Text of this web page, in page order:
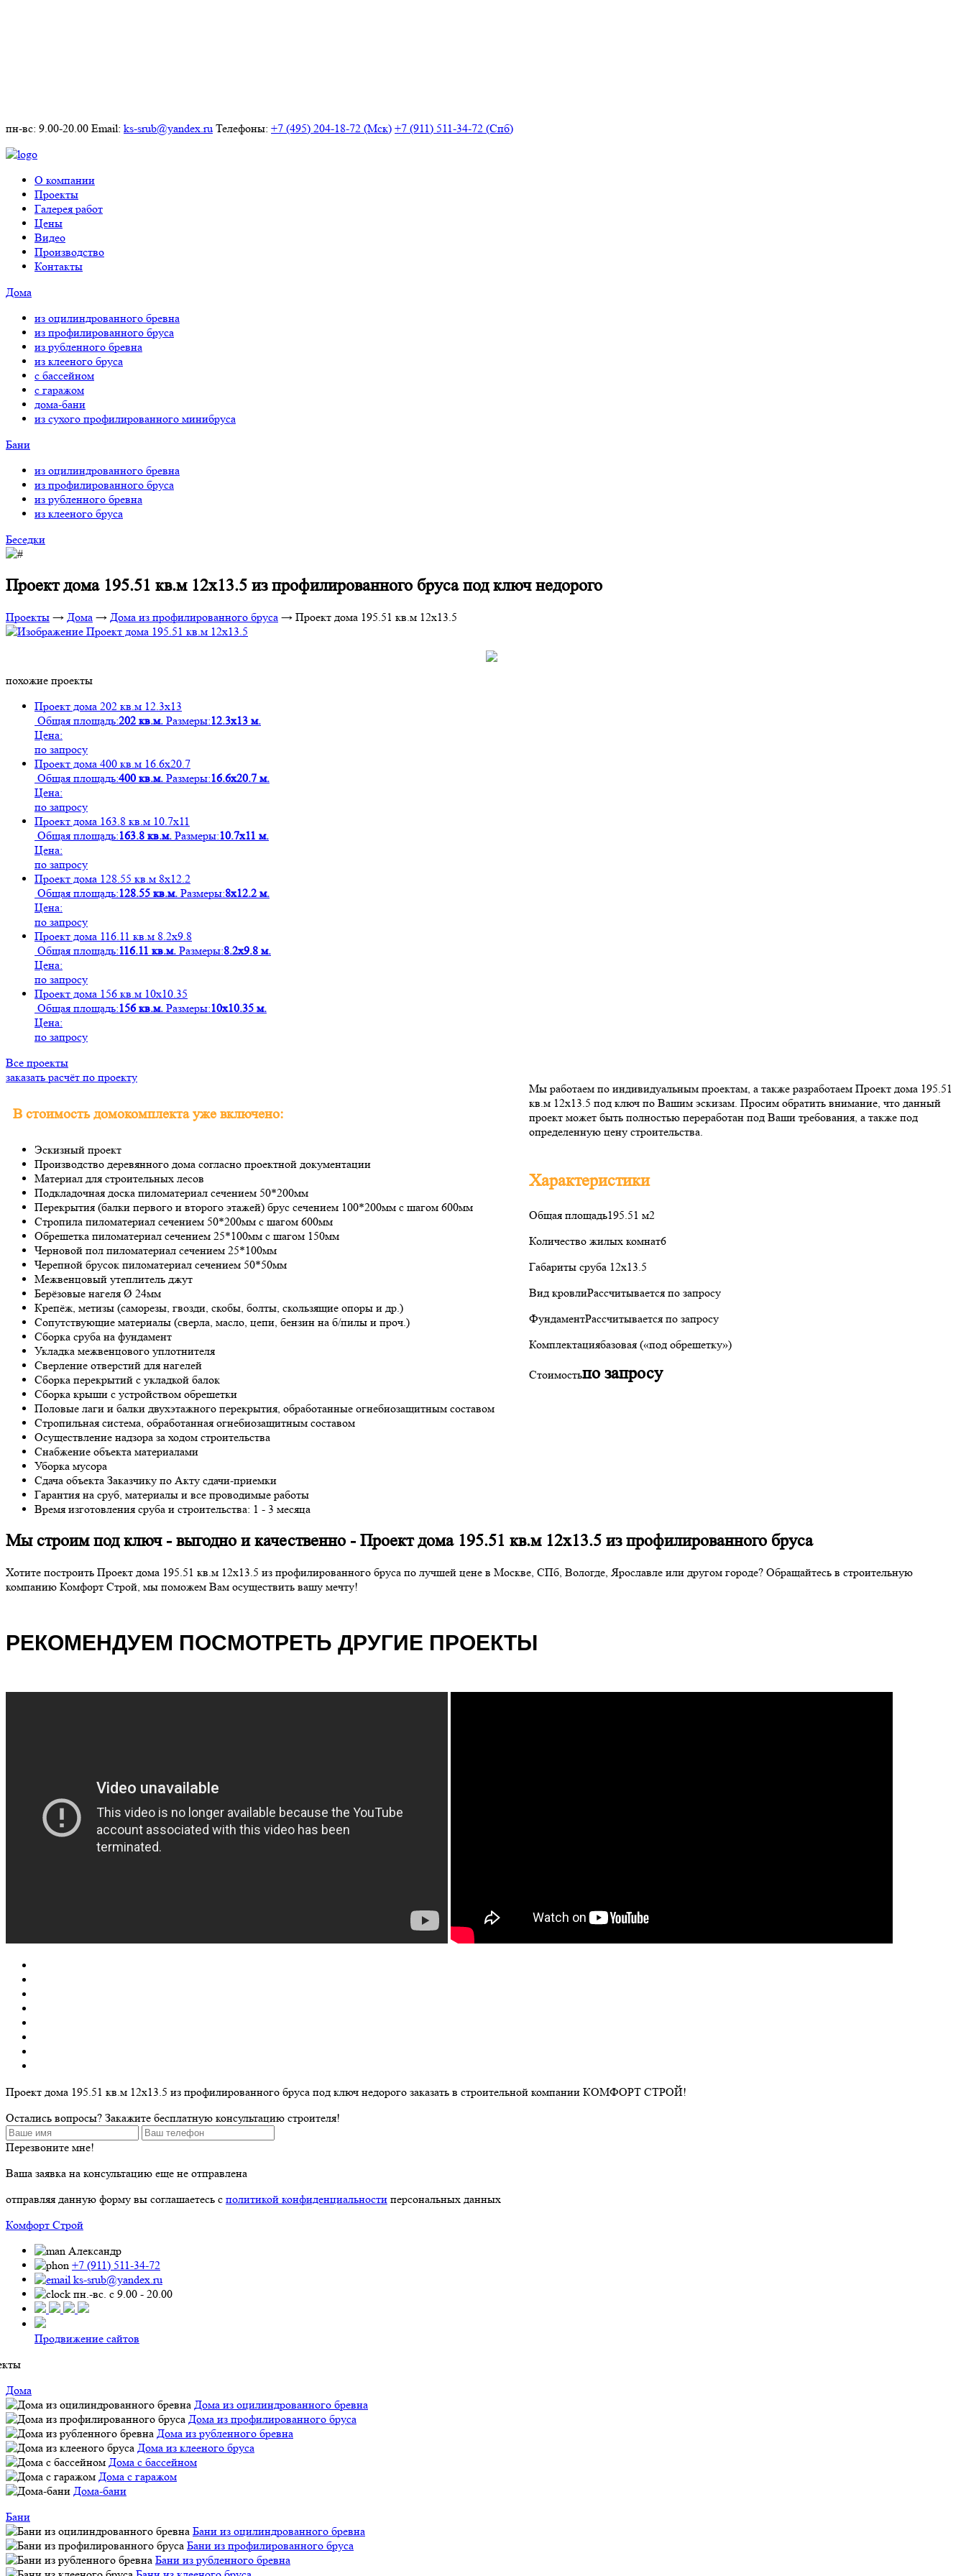
пн-вс: 9.00-20.00 Email: ks-srub@yandex.ru Телефоны: +7 (495) 204-18-72 (Мск) +7 (911) 511-34-72 (Спб)
О компании
Проекты
Галерея работ
Цены
Видео
Производство
Контакты
Дома
из оцилиндрованного бревна
из профилированного бруса
из рубленного бревна
из клееного бруса
с бассейном
с гаражом
дома-бани
из сухого профилированного минибруса
Бани
из оцилиндрованного бревна
из профилированного бруса
из рубленного бревна
из клееного бруса
Беседки
Проект дома 195.51 кв.м 12х13.5 из профилированного бруса под ключ недорого
Проекты → Дома → Дома из профилированного бруса → Проект дома 195.51 кв.м 12х13.5
похожие проекты
Проект дома 202 кв.м 12.3х13
Общая площадь:202 кв.м. Размеры:12.3х13 м.
Цена:
по запросу
Проект дома 400 кв.м 16.6х20.7
Общая площадь:400 кв.м. Размеры:16.6х20.7 м.
Цена:
по запросу
Проект дома 163.8 кв.м 10.7х11
Общая площадь:163.8 кв.м. Размеры:10.7х11 м.
Цена:
по запросу
Проект дома 128.55 кв.м 8х12.2
Общая площадь:128.55 кв.м. Размеры:8х12.2 м.
Цена:
по запросу
Проект дома 116.11 кв.м 8.2х9.8
Общая площадь:116.11 кв.м. Размеры:8.2х9.8 м.
Цена:
по запросу
Проект дома 156 кв.м 10х10.35
Общая площадь:156 кв.м. Размеры:10х10.35 м.
Цена:
по запросу
Все проекты
Мы работаем по индивидуальным проектам, а также разработаем Проект дома 195.51
кв.м 12х13.5 под ключ по Вашим эскизам. Просим обратить внимание, что данный
проект может быть полностью переработан под Ваши требования, а также под
определенную цену строительства.
Характеристики
Общая площадь195.51 м2
Количество жилых комнат6
Габариты сруба 12х13.5
Вид кровлиРассчитывается по запросу
ФундаментРассчитывается по запросу
Комплектациябазовая («под обрешетку»)
Стоимостьпо запросу
заказать расчёт по проекту
В стоимость домокомплекта уже включено:
Эскизный проект
Производство деревянного дома согласно проектной документации
Материал для строительных лесов
Подкладочная доска пиломатериал сечением 50*200мм
Перекрытия (балки первого и второго этажей) брус сечением 100*200мм с шагом 600мм
Стропила пиломатериал сечением 50*200мм с шагом 600мм
Обрешетка пиломатериал сечением 25*100мм с шагом 150мм
Черновой пол пиломатериал сечением 25*100мм
Черепной брусок пиломатериал сечением 50*50мм
Межвенцовый утеплитель джут
Берёзовые нагеля Ø 24мм
Крепёж, метизы (саморезы, гвозди, скобы, болты, скользящие опоры и др.)
Сопутствующие материалы (сверла, масло, цепи, бензин на б/пилы и проч.)
Сборка сруба на фундамент
Укладка межвенцового уплотнителя
Сверление отверстий для нагелей
Сборка перекрытий с укладкой балок
Сборка крыши с устройством обрешетки
Половые лаги и балки двухэтажного перекрытия, обработанные огнебиозащитным составом
Стропильная система, обработанная огнебиозащитным составом
Осуществление надзора за ходом строительства
Снабжение объекта материалами
Уборка мусора
Сдача объекта Заказчику по Акту сдачи-приемки
Гарантия на сруб, материалы и все проводимые работы
Время изготовления сруба и строительства: 1 - 3 месяца
Мы строим под ключ - выгодно и качественно - Проект дома 195.51 кв.м 12х13.5 из профилированного бруса
Хотите построить Проект дома 195.51 кв.м 12х13.5 из профилированного бруса по лучшей цене в Москве, СПб, Вологде, Ярославле или другом городе? Обращайтесь в строительную
компанию Комфорт Строй, мы поможем Вам осуществить вашу мечту!
РЕКОМЕНДУЕМ ПОСМОТРЕТЬ ДРУГИЕ ПРОЕКТЫ
Проект дома 195.51 кв.м 12х13.5 из профилированного бруса под ключ недорого заказать в строительной компании КОМФОРТ СТРОЙ!
Остались вопросы? Закажите бесплатную консультацию строителя!
Перезвоните мне!
Ваша заявка на консультацию еще не отправлена
отправляя данную форму вы соглашаетесь с политикой конфиденциальности персональных данных
Комфорт Строй
Александр
+7 (911) 511-34-72
ks-srub@yandex.ru
пн.-вс. с 9.00 - 20.00
Продвижение сайтов
Дома
Дома из оцилиндрованного бревна
Дома из профилированного бруса
Дома из рубленного бревна
Дома из клееного бруса
Дома с бассейном
Дома с гаражом
Дома-бани
Бани
Бани из оцилиндрованного бревна
Бани из профилированного бруса
Бани из рубленного бревна